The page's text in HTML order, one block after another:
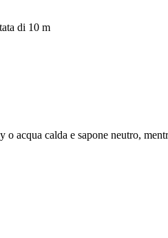
di 10 m
o acqua calda e sapone neutro,